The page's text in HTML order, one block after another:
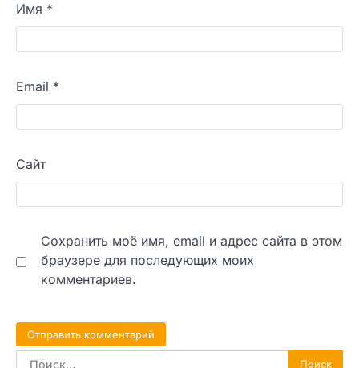
Имя *
Email *
Сайт
Сохранить моё имя, email и адрес сайта в этом
браузере для последующих моих
комментариев.
Найти: